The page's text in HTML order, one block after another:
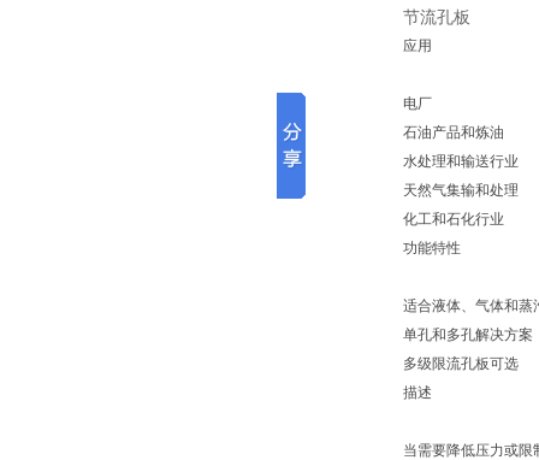
节流孔板
应用
电厂
石油产品和炼油
水处理和输送行业
天然气集输和处理
化工和石化行业
功能特性
适合液体、气体和蒸
单孔和多孔解决方案
多级限流孔板可选
描述
当需要降低压力或